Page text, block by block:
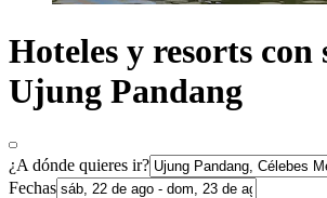
Hoteles y resorts con
Ujung Pandang
¿A dónde quieres ir?
Fechas